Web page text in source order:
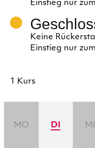
Einstieg nur
Keine
Einstieg nur
1 Kurs
MO DI MI